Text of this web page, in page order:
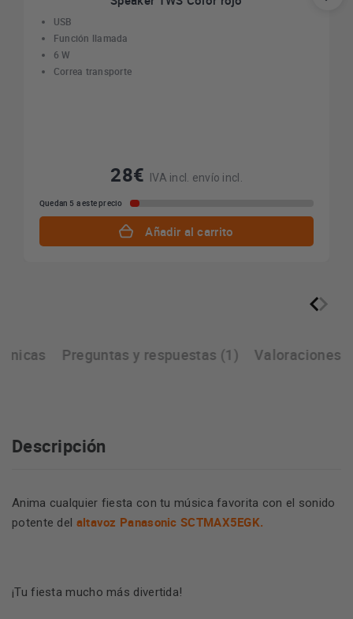
USB
Función llamada
6 W
Correa transporte
28€ IVA incl. envío incl.
Quedan 5 a este precio
Añadir al carrito
Preguntas y respuestas (1) Valoraciones
Descripción
Anima cualquier fiesta con tu música favorita con el sonido
potente del altavoz Panasonic SCTMAX5EGK.
¡Tu fiesta mucho más divertida!